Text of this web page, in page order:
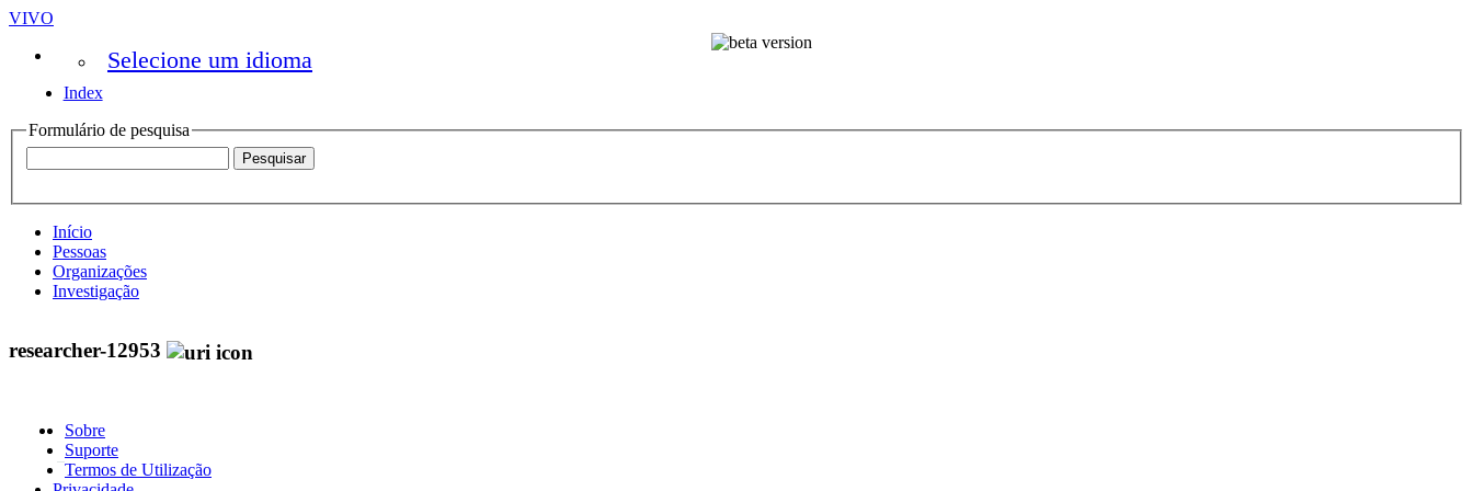
VIVO
Selecione um idioma
Index
Formulário de pesquisa
Início
Pessoas
Organizações
Investigação
researcher-12953
Sobre
Suporte
Termos de Utilização